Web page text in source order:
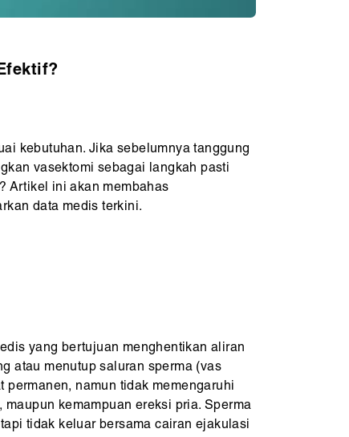
kebutuhan. Jika sebelumnya tanggung
vasektomi sebagai langkah pasti
Artikel ini akan membahas
data medis terkini.
yang bertujuan menghentikan aliran
atau menutup saluran sperma (vas
permanen, namun tidak memengaruhi
kemampuan ereksi pria. Sperma
tidak keluar bersama cairan ejakulasi